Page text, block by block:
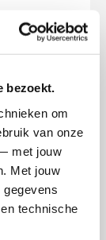
bezoekt.
om
van onze
met jouw
Met jouw
technische
Streefbedrag
€750